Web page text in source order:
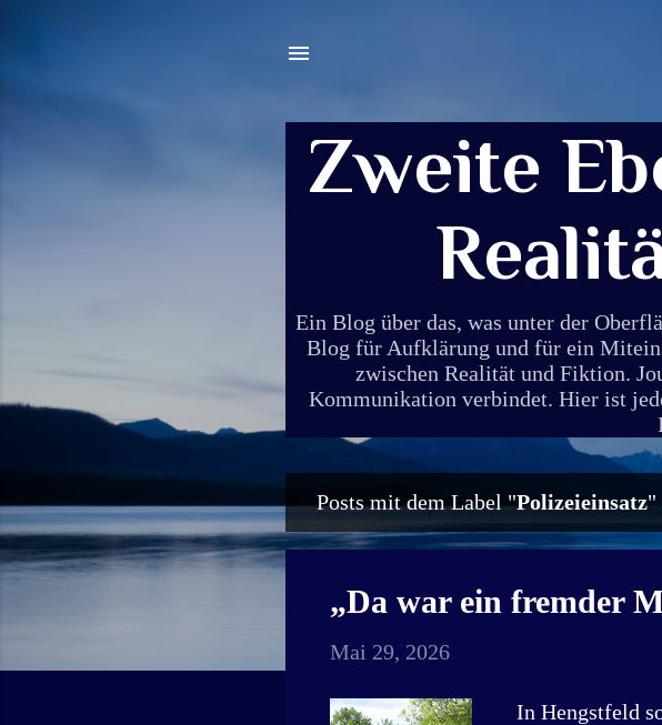
Zweite
Ein Blog über das, was unter der
Blog für Aufklärung und für ein
zwischen Realität und Fiktion.
Kommunikation verbindet. Hier ist
P
o
s
Posts mit dem Label "Polizeieinsatz"
„Da war ein fremder
Mai 29, 2026
In Hengstfeld